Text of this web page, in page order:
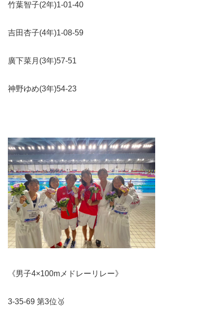
竹葉智子(2年)1-01-40
吉田杏子(4年)1-08-59
廣下菜月 (3年)57-51
神野ゆめ(3年)54-23
《男子4×100m メドレーリレー》
3-35-69 第3位 🥉